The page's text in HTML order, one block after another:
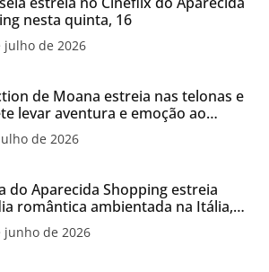
nesta quinta, 16
julho de 2026
de Moana estreia nas telonas e
levar aventura e emoção ao
do Aparecida Shopping
de 2026
do Aparecida Shopping estreia
romântica ambientada na Itália,
promoção para o Dia dos
junho de 2026